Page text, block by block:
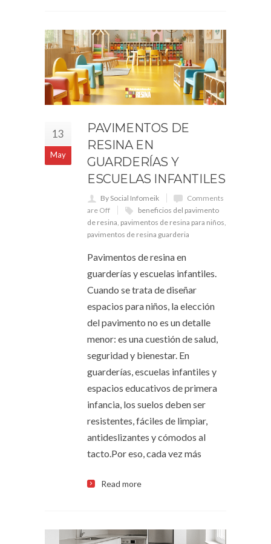
13
May
PAVIMENTOS DE
RESINA EN
GUARDERÍAS Y
ESCUELAS INFANTILES
By Social Infomeik
Comments
are Off
beneficios del pavimento
de resina pavimentos de resina para niños
pavimentos de resina guarderia
Pavimentos de resina en
guarderías y escuelas infantiles.
Cuando se trata de diseñar
espacios para niños, la elección
del pavimento no es un detalle
menor: es una cuestión de salud,
seguridad y bienestar. En
guarderías, escuelas infantiles y
espacios educativos de primera
infancia, los suelos deben ser
resistentes, fáciles de limpiar,
antideslizantes y cómodos al
tacto.Por eso, cada vez más
Read more